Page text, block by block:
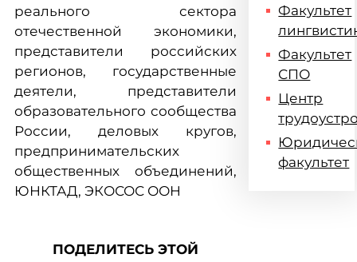
реального сектора
отечественной экономики,
представители российских
регионов, государственные
деятели, представители
образовательного сообщества
России, деловых кругов,
предпринимательских
общественных объединений,
ЮНКТАД, ЭКОСОС ООН
ПОДЕЛИТЕСЬ ЭТОЙ
Факультет
Факультет
СПО
Центр
факультет